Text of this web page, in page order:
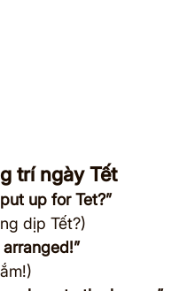
trí ngày Tết
up for Tet?”
dịp Tết?)